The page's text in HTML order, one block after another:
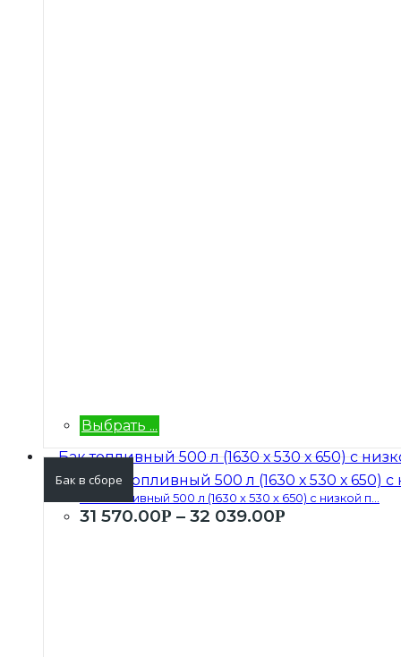
Выбрать ...
Бак в сборе
Бак топливный 500 л (1630 х 530 х 650) с низкой п...
31 570.00Р – 32 039.00Р